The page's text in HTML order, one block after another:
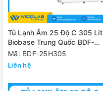
Tủ Lạnh Âm 25 Độ C 305 Lít
Biobase Trung Quốc BDF-
25H305 | Kiểu Ngang
Mã: BDF-25H305
Liên hệ